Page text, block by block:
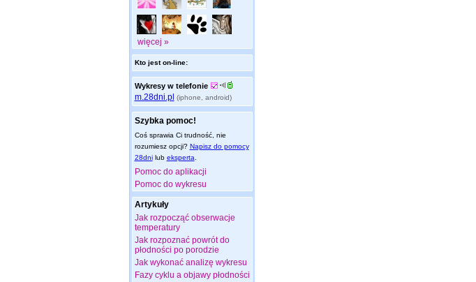
więcej »
Kto jest on-line:
Wykresy w telefonie
m.28dni.pl (iphone, android)
Szybka pomoc!
Coś sprawia Ci trudność, nie
rozumiesz opcji? Napisz do pomocy
28dnilub eksperta
Pomoc do aplikacji
Pomoc do wykresu
Artykuły
Jak rozpocząć obserwacje
temperatury
Jak rozpoznać powrót do
płodności po porodzie
Jak wykonać analizę wykresu
Fazy cyklu a objawy płodności